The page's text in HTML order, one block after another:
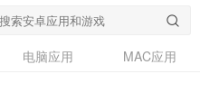
电脑应用
MAC应用